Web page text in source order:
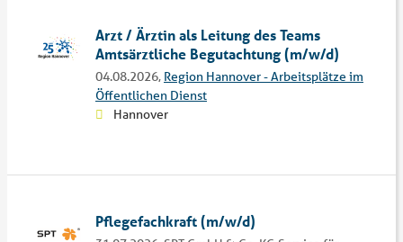
Arzt / Ärztin als Leitung des Teams
Amtsärztliche Begutachtung (m/w/d)
04.08.2026, Region Hannover - Arbeitsplätze im
Öffentlichen Dienst
Hannover
Pflegefachkraft (m/w/d)